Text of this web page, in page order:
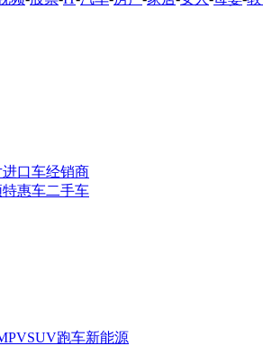
进口车经销商
特惠车二手车
SUV跑车新能源